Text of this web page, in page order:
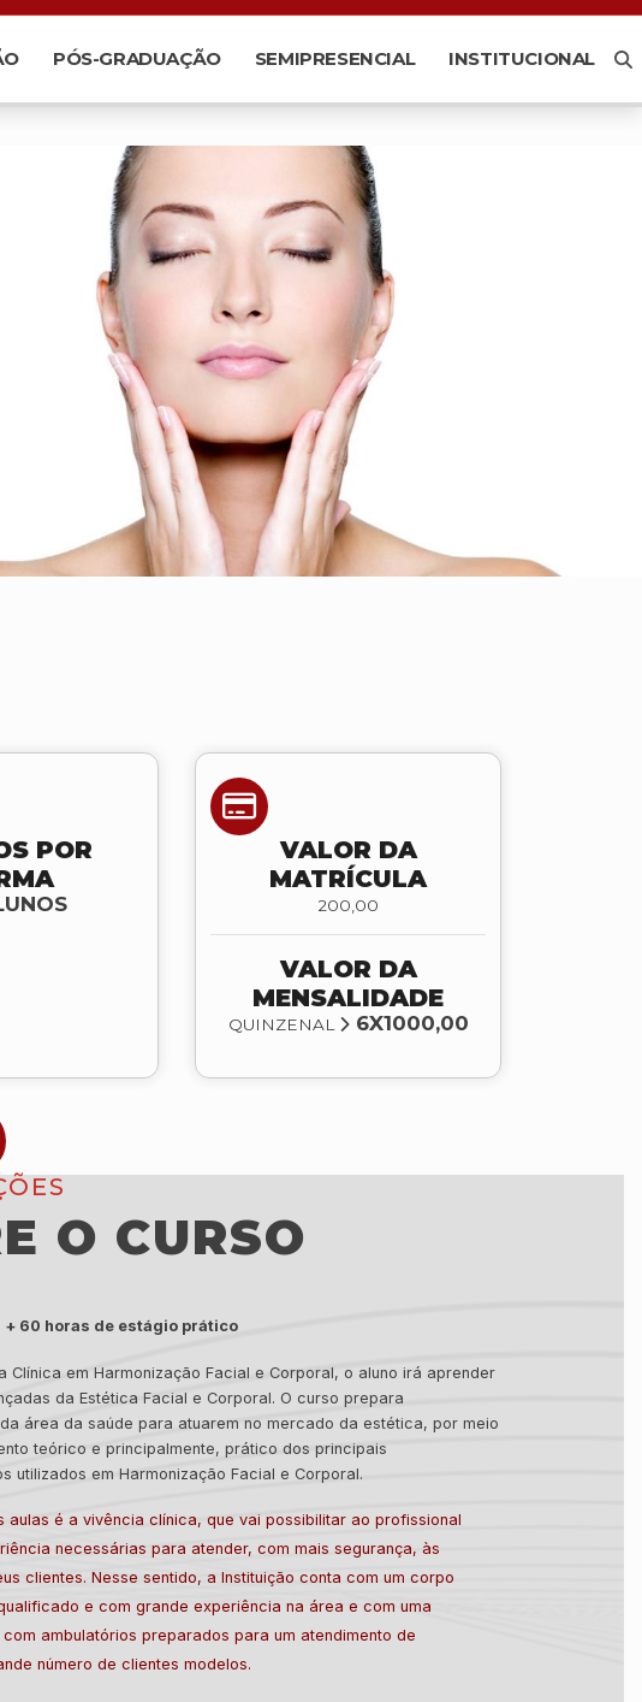
PÓS-GRADUAÇÃO SEMIPRESENCIAL INSTITUCIONAL
POR
VALOR DA
MATRÍCULA
200,00
VALOR DA
MENSALIDADE
QUINZENAL 6X1000,00
O CURSO
+ 60 horas de estágio prático
Clínica em Harmonização Facial e Corporal, o aluno irá aprender
da Estética Facial e Corporal. O curso prepara
área da saúde para atuarem no mercado da estética, por meio
teórico e principalmente, prático dos principais
utilizados em Harmonização Facial e Corporal.
aulas é a vivência clínica, que vai possibilitar ao profissional
necessárias para atender, com mais segurança, às
clientes. Nesse sentido, a Instituição conta com um corpo
e com grande experiência na área e com uma
ambulatórios preparados para um atendimento de
número de clientes modelos.